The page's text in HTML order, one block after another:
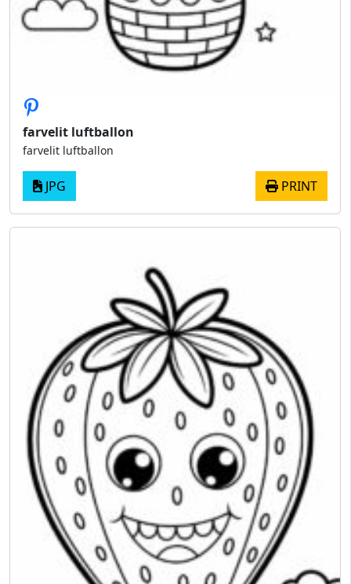
farvelit luftballon
farvelit luftballon
JPG PRINT